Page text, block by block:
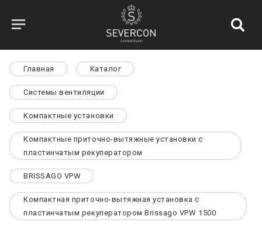
Главная Каталог
Системы вентиляции
Компактные установки
Компактные приточно-вытяжные установки с
пластинчатым рекуператором
BRISSAGO VPW
Компактная приточно-вытяжная установка с
пластинчатым рекуператором Brissago VPW 1500